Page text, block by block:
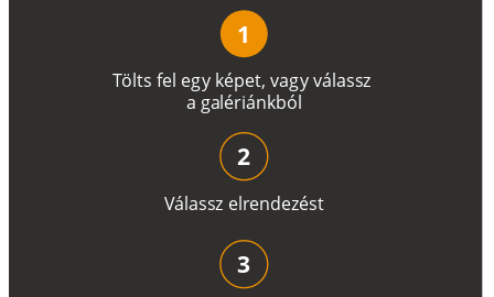
Tölts fel egy képet, vagyválassz
a galériánkból
1
Válassz elrendezést
2
3